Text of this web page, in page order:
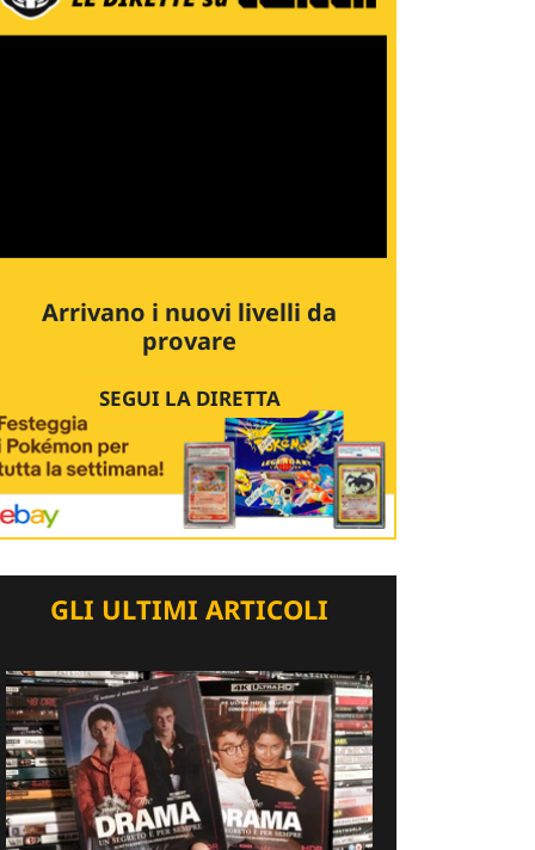
Arrivano i nuovi livelli da
provare
SEGUI LA DIRETTA
GLI ULTIMI ARTICOLI